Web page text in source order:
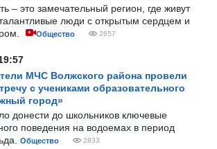
– это замечательный регион, где живут
люди с открытым сердцем и
Общество 2657
МЧС Волжского района провели
с учениками образовательного
город»
донести до школьников ключевые
поведения на водоемах в период
Общество 2833